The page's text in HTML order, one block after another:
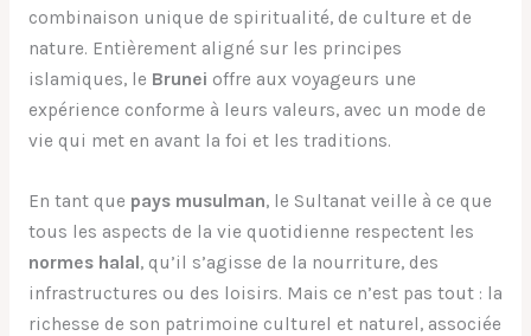
combinaison unique de spiritualité, de culture et de
nature. Entièrement aligné sur les principes
islamiques, le Brunei offre aux voyageurs une
expérience conforme à leurs valeurs, avec un mode de
vie qui met en avant la foi et les traditions.
En tant que pays musulman, le Sultanat veille à ce que
tous les aspects de la vie quotidienne respectent les
normes halal, qu’il s’agisse de la nourriture, des
infrastructures ou des loisirs. Mais ce n’est pas tout : la
richesse de son patrimoine culturel et naturel, associée